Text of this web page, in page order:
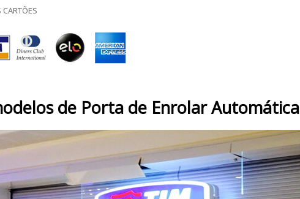
de Porta de Enrolar Automática